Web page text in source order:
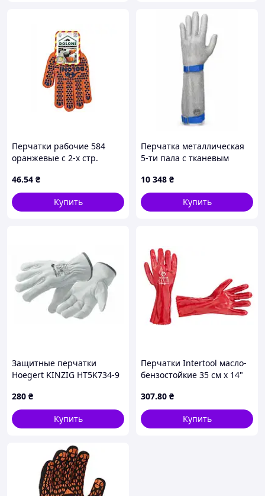
Перчатки рабочие 584
оранжевые с 2-х стр.
DOLONI
46.54 ₴
Купить
Перчатка металлическая
5-ти пала с тканевым
190 мм размер L
GS0111319000
10 348 ₴
Купить
Защитные перчатки
Hoegert KINZIG HT5K734-9
(HT5K734-9)
280 ₴
Купить
Перчатки Intertool масло-
бензостойкие 35 см х 14"
307.80 ₴
Купить